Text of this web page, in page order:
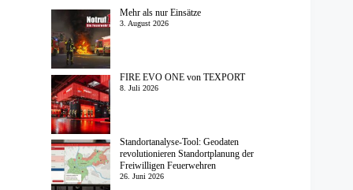
Mehr als nur Einsätze
3. August 2026
FIRE EVO ONE von TEXPORT
8. Juli 2026
Standortanalyse-Tool: Geodaten
revolutionieren Standortplanung der
Freiwilligen Feuerwehren
26. Juni 2026